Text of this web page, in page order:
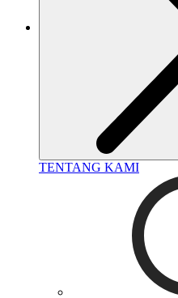
TENTANG KAMI